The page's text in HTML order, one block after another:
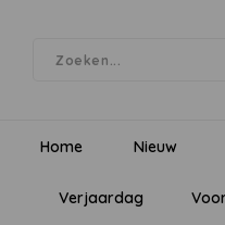
Home Nieuw
Verjaardag